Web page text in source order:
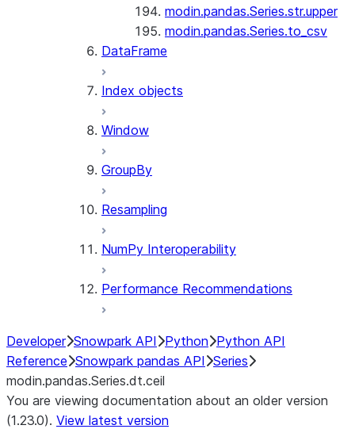
modin.pandas.Series.str.upper
modin.pandas.Series.to_csv
DataFrame
Index objects
Window
GroupBy
Resampling
NumPy Interoperability
Performance Recommendations
Developer Snowpark API Python Python API
Reference Snowpark pandas API Series
modin.pandas.Series.dt.ceil
You are viewing documentation about an older version
(1.23.0). View latest version